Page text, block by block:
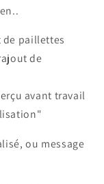
de paillettes
de
avant travail
ou message